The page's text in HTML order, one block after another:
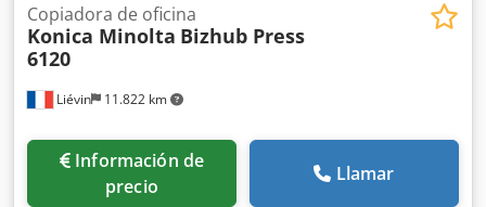
Liévin 11.822 km
Copiadora de oficina
Konica Minolta Bizhub Press
6120
Información de
precio
Llamar